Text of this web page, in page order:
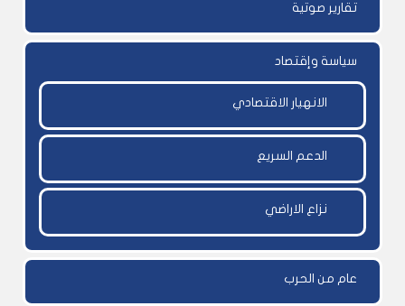
تقارير صوتية
سياسة وإقتصاد
الانهيار الاقتصادي
الدعم السريع
نزاع الاراضي
عام من الحرب